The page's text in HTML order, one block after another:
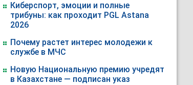
Киберспорт, эмоции и полные
трибуны: как проходит PGL Astana
2026
Почему растет интерес молодежи к
службе в МЧС
Новую Национальную премию учредят
в Казахстане — подписан указ